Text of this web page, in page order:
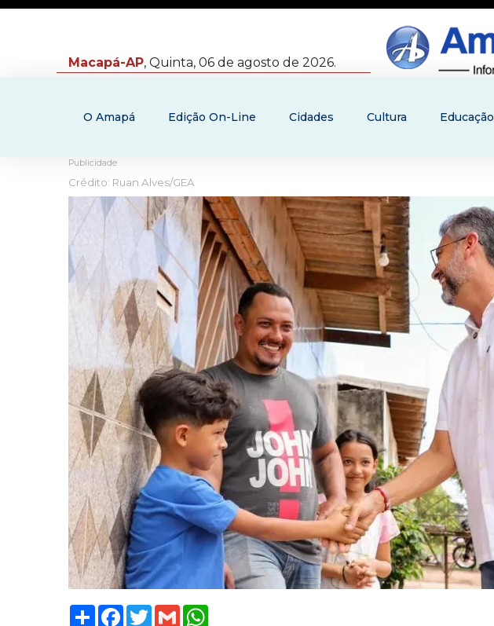
Macapá-AP, Quinta, 06 de agosto de 2026.
O Amapá Edição On-Line Cidades Cultura Educação
Publicidade
Crédito: Ruan Alves/GEA
ShareFacebook
TwitterGmail